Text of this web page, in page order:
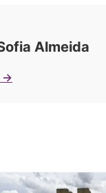
Almeida
→